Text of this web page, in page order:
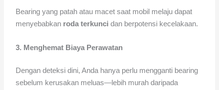
Bearing yang patah atau macet saat mobil melaju dapat
menyebabkan roda terkunci dan berpotensi kecelakaan.
3. Menghemat Biaya Perawatan
Dengan deteksi dini, Anda hanya perlu mengganti bearing
sebelum kerusakan meluas—lebih murah daripada